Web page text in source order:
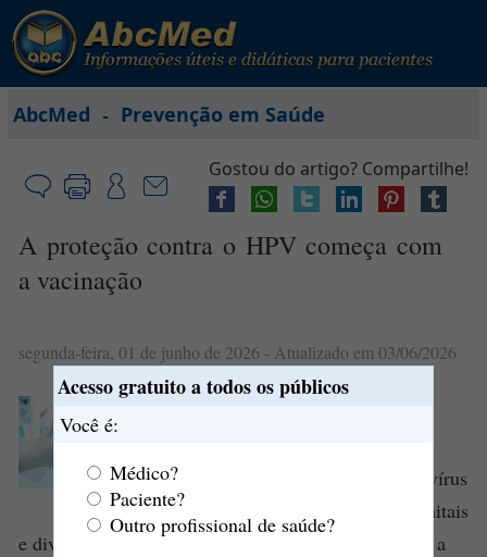
Acesso gratuito a todos os públicos
Você é:
Médico?
Paciente?
Outro profissional de saúde?
AbcMed - Prevenção em Saúde
Gostou do artigo? Compartilhe!
A proteção contra o HPV começa com
a vacinação
segunda-feira, 01 de junho de 2026 - Atualizado em 03/06/2026
infecções
pelos tipos de papilomavírus
humano associados a verrugas genitais
e diversos tipos de
. Ela estimula o organismo a